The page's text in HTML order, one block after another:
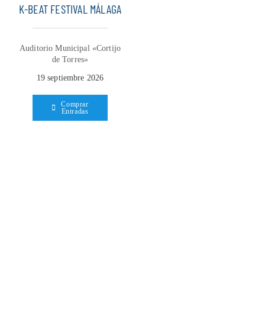
K-BEAT FESTIVAL MÁLAGA
Auditorio Municipal «Cortijo
de Torres»
19 septiembre 2026
Comprar
Entradas